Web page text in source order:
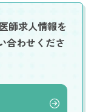
師求人情報を
合わせくださ